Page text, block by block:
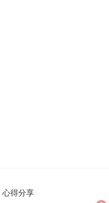
心得分享